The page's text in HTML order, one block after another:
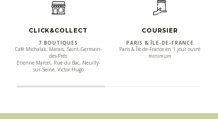
CLICK&COLLECT
7 BOUTIQUES
Café Michalak, Marais, Saint-Germain-
des-Prés
Etienne Marcel, Rue du Bac, Neuilly-
sur-Seine, Victor Hugo
COURSIER
PARIS & ÎLE-DE-FRANCE
Paris & Île-de-France en 1 jour ouvré
minimum